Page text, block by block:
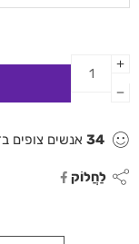
34 אנשים צופים
לַחֲלוֹק